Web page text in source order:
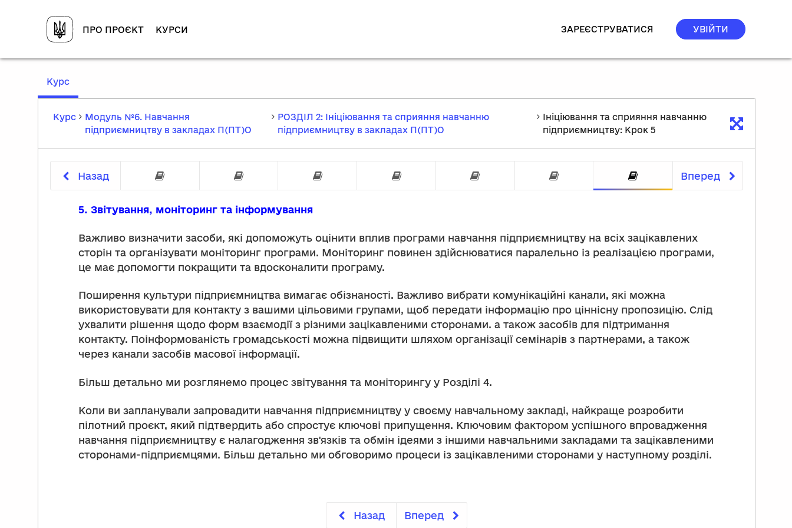
ПРО ПРОЄКТ КУРСИ ЗАРЕЄСТРУВАТИСЯ УВІЙТИ
Курс,
Курс
Модуль №6. Навчання
підприємництву в закладах П(ПТ)О
РОЗДІЛ 2: Ініціювання та сприяння навчанню
підприємництву в закладах П(ПТ)О
Ініціювання та сприяння навчанню
підприємництву: Крок 5
Назад Вперед
Вступ до теми Навчання підприємництву у закладах П(ПТ)О
5. Звітування, моніторинг та інформування
Важливо визначити засоби, які допоможуть оцінити вплив програми навчання підприємництву на всіх зацікавлених
сторін та організувати моніторинг програми. Моніторинг повинен здійснюватися паралельно із реалізацією програми,
це має допомогти покращити та вдосконалити програму.
Поширення культури підприємництва вимагає обізнаності. Важливо вибрати комунікаційні канали, які можна
використовувати для контакту з вашими цільовими групами, щоб передати інформацію про ціннісну пропозицію. Слід
ухвалити рішення щодо форм взаємодії з різними зацікавленими сторонами. а також засобів для підтримання
контакту. Поінформованість громадськості можна підвищити шляхом організації семінарів з партнерами, а також
через канали засобів масової інформації.
Більш детально ми розглянемо процес звітування та моніторингу у Розділі 4.
Коли ви запланували запровадити навчання підприємництву у своєму навчальному закладі, найкраще розробити
пілотний проєкт, який підтвердить або спростує ключові припущення. Ключовим фактором успішного впровадження
навчання підприємництву є налагодження зв'язків та обмін ідеями з іншими навчальними закладами та зацікавленими
сторонами-підприємцями. Більш детально ми обговоримо процеси із зацікавленими сторонами у наступному розділі.
Назад Вперед